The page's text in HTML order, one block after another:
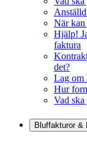
När kan
Hjälp!
faktura
det?
Lag om
Hur
Vad
Bluffakturor &